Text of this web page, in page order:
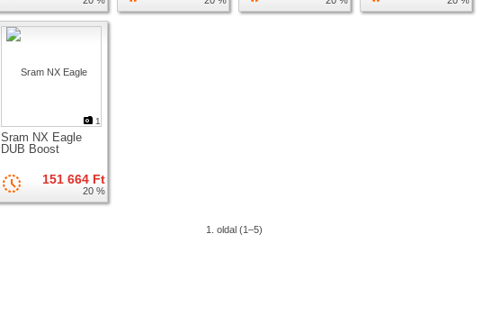
1
Sram NX Eagle
DUB Boost
151 664 Ft
20 %
1. oldal (1–5)